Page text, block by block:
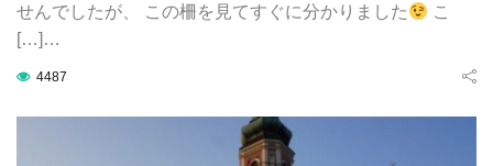
せんでしたが、 この柵を見てすぐに分かりました
こ
[…]…
4487